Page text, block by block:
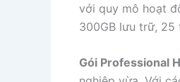
với quy mô hoạt
300GB lưu trữ, 25
Gói Professional